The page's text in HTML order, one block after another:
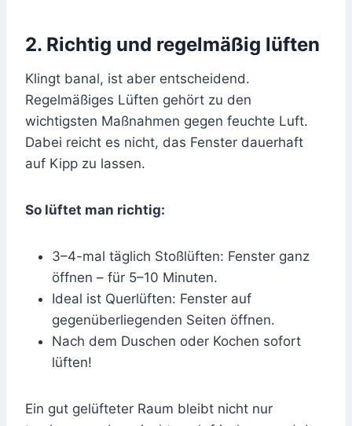
2. Richtig und regelmäßig lüften
Klingt banal, ist aber entscheidend.
Regelmäßiges Lüften gehört zu den
wichtigsten Maßnahmen gegen feuchte Luft.
Dabei reicht es nicht, das Fenster dauerhaft
auf Kipp zu lassen.
So lüftet man richtig:
3–4-mal täglich Stoßlüften: Fenster ganz
öffnen – für 5–10 Minuten.
Ideal ist Querlüften: Fenster auf
gegenüberliegenden Seiten öffnen.
Nach dem Duschen oder Kochen sofort
lüften!
Ein gut gelüfteter Raum bleibt nicht nur